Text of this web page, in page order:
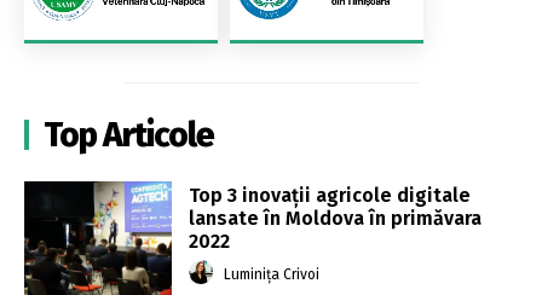
Top Articole
Top 3 inovații agricole digitale
lansate în Moldova în primăvara
2022
Luminița Crivoi